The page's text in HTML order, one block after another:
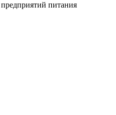
питания